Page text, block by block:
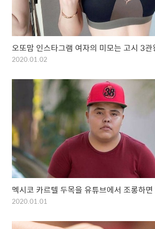
오또맘 인스타그램 여자의 미모는 고시 3관
2020.01.02
멕시코 카르텔 두목을 유튜브에서 조롱하
2020.01.01